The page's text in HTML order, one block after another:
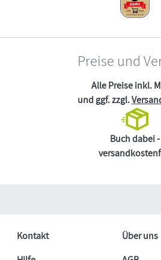
Preise und
Alle Preise inkl.
und ggf. zzgl.
Buch dabei -
Kontakt
Über uns